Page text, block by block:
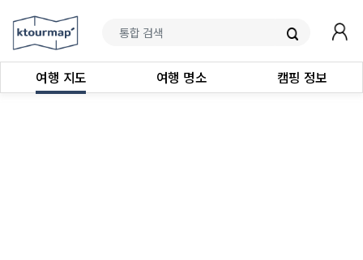
여행 지도 여행 명소 캠핑 정보